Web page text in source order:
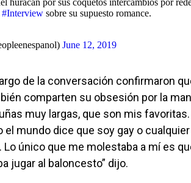
huracán por sus coquetos intercambios por
#Interview sobre su supuesto romance.
June 12, 2019
de la conversación confirmaron
comparten su obsesión por la
muy largas, que son mis favoritas.
el mundo dice que soy gay o
único que me molestaba a mí es
jugar al baloncesto” dijo.